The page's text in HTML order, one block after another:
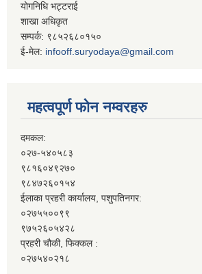
योगनिधि भट्टराई
शाखा अधिकृत
सम्पर्क: ९८५२६८०१५०
ई-मेल: infooff.suryodaya@gmail.com
महत्वपूर्ण फोन नम्वरहरु
दमकल:
०२७-५४०५८३
९८१६०४९२७०
९८४७२६०१५४
ईलाका प्रहरी कार्यालय, पशुपतिनगर:
०२७५५००९९
९७५२६०५४२८
प्रहरी चौकी, फिक्कल :
०२७५४०२१८